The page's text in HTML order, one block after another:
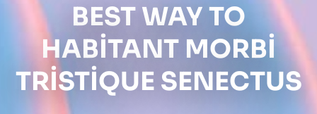
BEST WAY TO
HABITANT MORBI
TRISTIQUE SENECTUS